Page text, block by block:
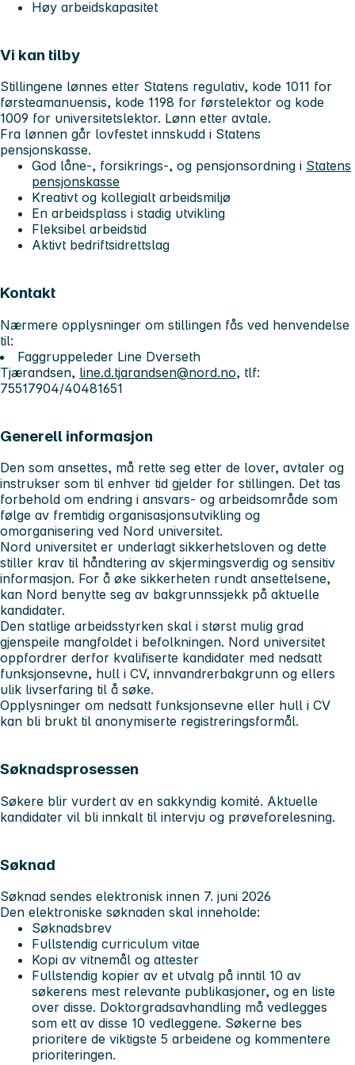
Høy arbeidskapasitet
Vi kan tilby
Stillingene lønnes etter Statens regulativ, kode 1011 for
førsteamanuensis, kode 1198 for førstelektor og kode
1009 for universitetslektor. Lønn etter avtale.
Fra lønnen går lovfestet innskudd i Statens
pensjonskasse.
God låne-, forsikrings-, og pensjonsordning i Statens
pensjonskasse
Kreativt og kollegialt arbeidsmiljø
En arbeidsplass i stadig utvikling
Fleksibel arbeidstid
Aktivt bedriftsidrettslag
Kontakt
Nærmere opplysninger om stillingen fås ved henvendelse
til:
Faggruppeleder Line Dverseth
Tjærandsen, line.d.tjarandsen@nord.no, tlf:
75517904/40481651
Generell informasjon
Den som ansettes, må rette seg etter de lover, avtaler og
instrukser som til enhver tid gjelder for stillingen. Det tas
forbehold om endring i ansvars- og arbeidsområde som
følge av fremtidig organisasjonsutvikling og
omorganisering ved Nord universitet.
Nord universitet er underlagt sikkerhetsloven og dette
stiller krav til håndtering av skjermingsverdig og sensitiv
informasjon. For å øke sikkerheten rundt ansettelsene,
kan Nord benytte seg av bakgrunnssjekk på aktuelle
kandidater.
Den statlige arbeidsstyrken skal i størst mulig grad
gjenspeile mangfoldet i befolkningen. Nord universitet
oppfordrer derfor kvalifiserte kandidater med nedsatt
funksjonsevne, hull i CV, innvandrerbakgrunn og ellers
ulik livserfaring til å søke.
Opplysninger om nedsatt funksjonsevne eller hull i CV
kan bli brukt til anonymiserte registreringsformål.
Søknadsprosessen
Søkere blir vurdert av en sakkyndig komité. Aktuelle
kandidater vil bli innkalt til intervju og prøveforelesning.
Søknad
Søknad sendes elektronisk innen 7. juni 2026
Den elektroniske søknaden skal inneholde:
Søknadsbrev
Fullstendig curriculum vitae
Kopi av vitnemål og attester
Fullstendig kopier av et utvalg på inntil 10 av
søkerens mest relevante publikasjoner, og en liste
over disse. Doktorgradsavhandling må vedlegges
som ett av disse 10 vedleggene. Søkerne bes
prioritere de viktigste 5 arbeidene og kommentere
prioriteringen.